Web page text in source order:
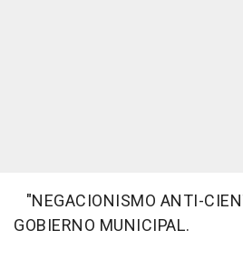
"NEGACIONISMO ANTI-
GOBIERNO MUNICIPAL.